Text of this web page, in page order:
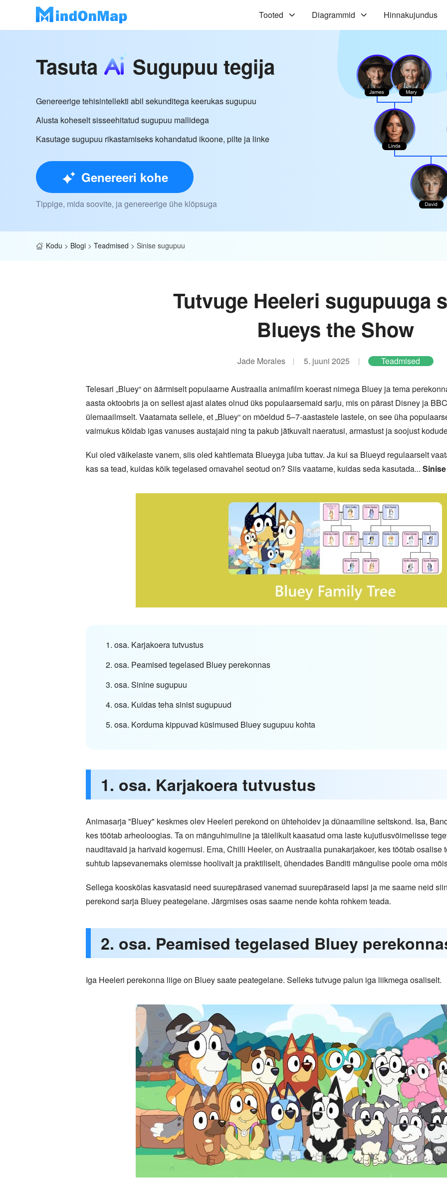
Tooted Diagrammid Hinnakujundus
Tasuta Sugupuu tegija
Genereerige tehisintellekti abil sekunditega keerukas sugupuu
Alusta koheselt sisseehitatud sugupuu mallidega
Kasutage sugupuu rikastamiseks kohandatud ikoone, pilte ja linke
Genereeri kohe
Tippige, mida soovite, ja genereerige ühe klõpsuga
Kodu > Blogi > Teadmised > Sinise sugupuu
Tutvuge Heeleri sugupuuga
Blueys the Show
Jade Morales 5. juuni 2025 Teadmised
Telesari „Bluey“ on äärmiselt populaarne Austraalia animafilm koerast nimega Bluey ja tema
aasta oktoobris ja on sellest ajast alates olnud üks populaarsemaid sarju, mis on pärast Disney ja
ülemaailmselt. Vaatamata sellele, et „Bluey“ on mõeldud 5–7-aastastele lastele, on see üha
vaimukus köidab igas vanuses austajaid ning ta pakub jätkuvalt naeratusi, armastust ja soojust
Kui oled väikelaste vanem, siis oled kahtlemata Blueyga juba tuttav. Ja kui sa Blueyd regulaarselt
kas sa tead, kuidas kõik tegelased omavahel seotud on? Siis vaatame, kuidas seda kasutada...
1. osa. Karjakoera tutvustus
2. osa. Peamised tegelased Bluey perekonnas
3. osa. Sinine sugupuu
4. osa. Kuidas teha sinist sugupuud
5. osa. Korduma kippuvad küsimused Bluey sugupuu kohta
1. osa. Karjakoera tutvustus
Animasarja "Bluey" keskmes olev Heeleri perekond on ühtehoidev ja dünaamiline seltskond. Isa,
kes töötab arheoloogias. Ta on mänguhimuline ja täielikult kaasatud oma laste kujutlusvõimelisse
nauditavaid ja harivaid kogemusi. Ema, Chilli Heeler, on Austraalia punakarjakoer, kes töötab osalise
suhtub lapsevanemaks olemisse hoolivalt ja praktiliselt, ühendades Banditi mängulise poole oma
Sellega kooskõlas kasvatasid need suurepärased vanemad suurepäraseid lapsi ja me saame neid
perekond sarja Bluey peategelane. Järgmises osas saame nende kohta rohkem teada.
2. osa. Peamised tegelased Bluey
Iga Heeleri perekonna liige on Bluey saate peategelane. Selleks tutvuge palun iga liikmega osaliselt.